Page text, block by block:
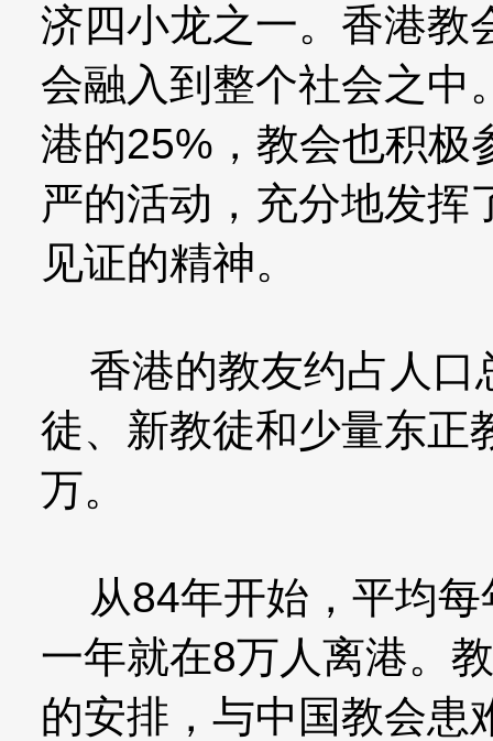
济四小龙之一。香港教
会融入到整个社会之中
港的25%，教会也积极
严的活动，充分地发挥
见证的精神。
香港的教友约占人口
徒、新教徒和少量东正
万。
从84年开始，平均每
一年就在8万人离港。
的安排，与中国教会患